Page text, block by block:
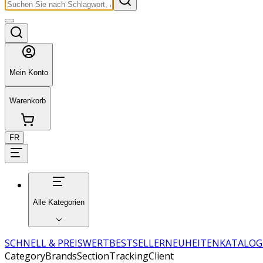
Mein Konto
Warenkorb
FR
Alle Kategorien
SCHNELL & PREISWERTBESTSELLERNEUHEITENKATALOG
CategoryBrandsSectionTrackingClient